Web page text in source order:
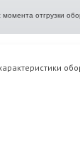
отгрузки